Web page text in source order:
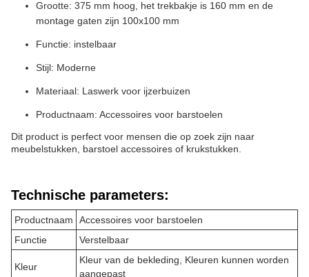
Grootte: 375 mm hoog, het trekbakje is 160 mm en de
montage gaten zijn 100x100 mm
Functie: instelbaar
Stijl: Moderne
Materiaal: Laswerk voor ijzerbuizen
Productnaam: Accessoires voor barstoelen
Dit product is perfect voor mensen die op zoek zijn naar
meubelstukken, barstoel accessoires of krukstukken.
Technische parameters:
Productnaam
Accessoires voor barstoelen
Functie
Verstelbaar
Kleur
Kleur van de bekleding , Kleuren kunnen worden
aangepast